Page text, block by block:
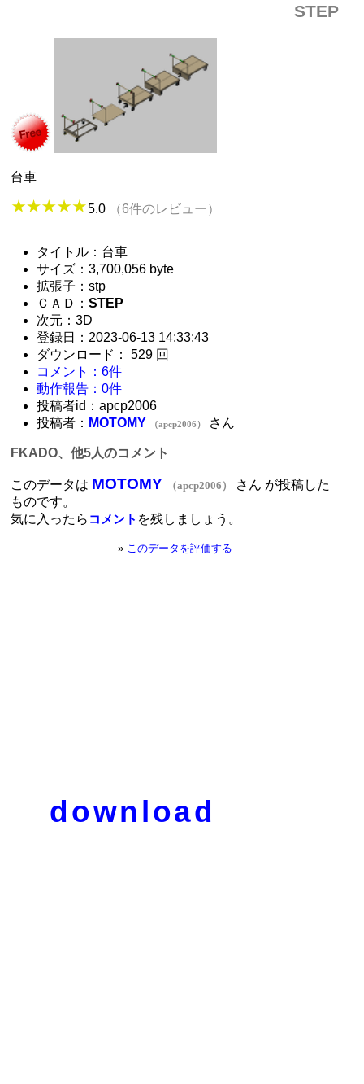
STEP
台車
5.0 （6件のレビュー）
タイトル：台車
サイズ：3,700,056 byte
拡張子：stp
ＣＡＤ：STEP
次元：3D
登録日：2023-06-13 14:33:43
ダウンロード： 529 回
コメント：6件
動作報告：0件
投稿者id：apcp2006
投稿者： MOTOMY （apcp2006） さん
FKADO、他5人のコメント
このデータは MOTOMY （apcp2006）
さん が投稿した
ものです。
気に入ったら コメント を残しましょう。
» このデータを評価する
download